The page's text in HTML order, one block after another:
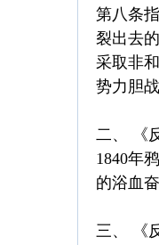
第八条
裂出去
采取非
势力胆
二、 《
1840年
的浴血
三、 《